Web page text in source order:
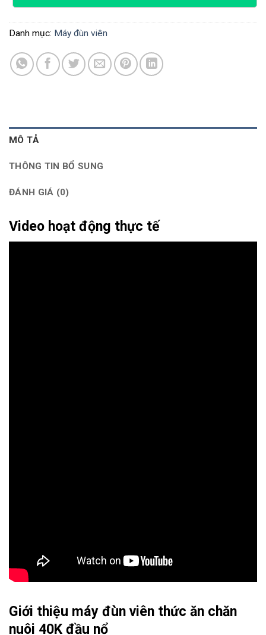
Danh mục: Máy đùn viên
MÔ TẢ
THÔNG TIN BỔ SUNG
ĐÁNH GIÁ (0)
Video hoạt động thực tế
Giới thiệu máy đùn viên thức ăn chăn
nuôi 40K đầu nổ